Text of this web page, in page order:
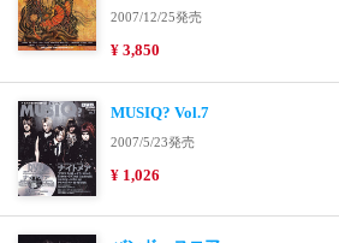
2007/12/25発売
¥ 3,850
MUSIQ? Vol.7
2007/5/23発売
¥ 1,026